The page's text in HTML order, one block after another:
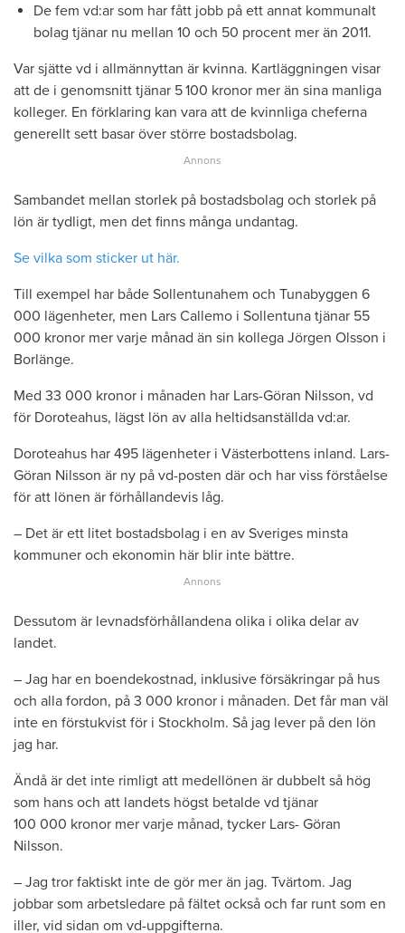
De fem vd:ar som har fått jobb på ett annat kommunalt
bolag tjänar nu mellan 10 och 50 procent mer än 2011.
Var sjätte vd i allmännyttan är kvinna. Kartläggningen visar
att de i genomsnitt tjänar 5 100 kronor mer än sina manliga
kolleger. En förklaring kan vara att de kvinnliga cheferna
generellt sett basar över större bostadsbolag.
Sambandet mellan storlek på bostadsbolag och storlek på
lön är tydligt, men det finns många undantag.
Se vilka som sticker ut här.
Till exempel har både Sollentunahem och Tunabyggen 6
000 lägenheter, men Lars Callemo i Sollentuna tjänar 55
000 kronor mer varje månad än sin kollega Jörgen Olsson i
Borlänge.
Med 33 000 kronor i månaden har Lars-Göran Nilsson, vd
för Doroteahus, lägst lön av alla heltidsanställda vd:ar.
Doroteahus har 495 lägenheter i Västerbottens inland. Lars-
Göran Nilsson är ny på vd-posten där och har viss förståelse
för att lönen är förhållandevis låg.
– Det är ett litet bostadsbolag i en av Sveriges minsta
kommuner och ekonomin här blir inte bättre.
Dessutom är levnadsförhållandena olika i olika delar av
landet.
– Jag har en boendekostnad, inklusive försäkringar på hus
och alla fordon, på 3 000 kronor i månaden. Det får man väl
inte en förstukvist för i Stockholm. Så jag lever på den lön
jag har.
Ändå är det inte rimligt att medellönen är dubbelt så hög
som hans och att landets högst betalde vd tjänar
100 000 kronor mer varje månad, tycker Lars- Göran
Nilsson.
– Jag tror faktiskt inte de gör mer än jag. Tvärtom. Jag
jobbar som arbetsledare på fältet också och far runt som en
iller, vid sidan om vd-uppgifterna.